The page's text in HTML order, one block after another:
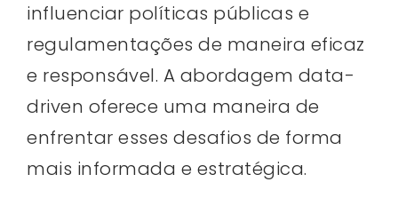
influenciar políticas públicas e
regulamentações de maneira eficaz
e responsável. A abordagem data-
driven oferece uma maneira de
enfrentar esses desafios de forma
mais informada e estratégica.